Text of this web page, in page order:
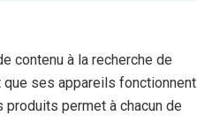
contenu à la recherche de
ses appareils fonctionnent
permet à chacun de